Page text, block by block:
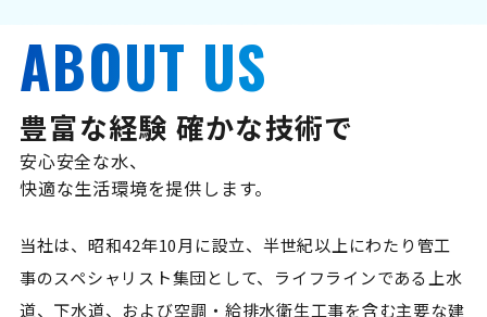
ABOUT US
豊富な経験 確かな技術で
安心安全な水、
快適な生活環境を提供します。
当社は、昭和42年10月に設立、半世紀以上にわたり管工
事のスペシャリスト集団として、ライフラインである上水
道、下水道、および空調・給排水衛生工事を含む主要な建